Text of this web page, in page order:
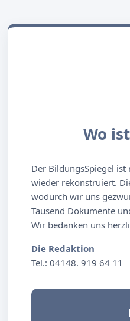
Wo
Der BildungsSpiegel
wieder rekonstruiert.
wodurch wir uns
Tausend Dokumente
Wir bedanken uns
Die Redaktion
Tel.: 04148. 919 64 11